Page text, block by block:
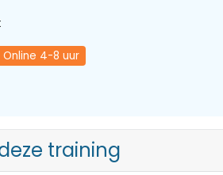
Online 4-8 uur
training